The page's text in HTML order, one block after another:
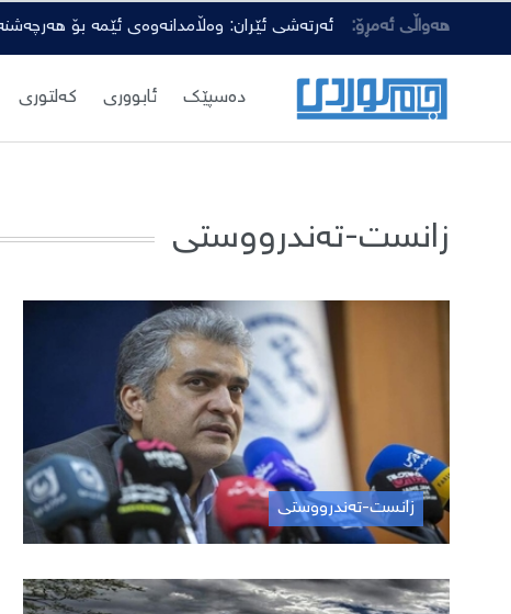
هەواڵی ئەمڕۆ: ئەرتەشی ئێران: وەڵامدانەوەی ئێمە بۆ
دەسپێك ئابووری کەلتوری
زانست-تەندرووستی
زانست-تەندرووستی